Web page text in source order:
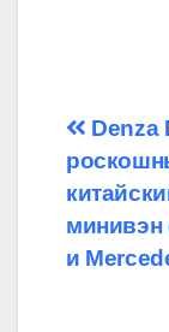
по
Denza
минивэн
и